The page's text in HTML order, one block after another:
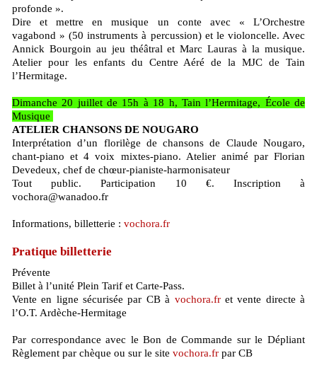
profonde ».
Dire et mettre en musique un conte avec « L’Orchestre
vagabond » (50 instruments à percussion) et le violoncelle. Avec
Annick Bourgoin au jeu théâtral et Marc Lauras à la musique.
Atelier pour les enfants du Centre Aéré de la MJC de Tain
l’Hermitage.
Dimanche 20 juillet de 15h à 18 h, Tain l’Hermitage, École de
Musique
ATELIER CHANSONS DE NOUGARO
Interprétation d’un florilège de chansons de Claude Nougaro,
chant-piano et 4 voix mixtes-piano. Atelier animé par Florian
Devedeux, chef de chœur-pianiste-harmonisateur
Tout public. Participation 10 €. Inscription à
vochora@wanadoo.fr
Informations, billetterie : vochora.fr
Pratique billetterie
Prévente
Billet à l’unité Plein Tarif et Carte-Pass.
Vente en ligne sécurisée par CB à vochora.fret vente directe à
l’O.T. Ardèche-Hermitage
Par correspondance avec le Bon de Commande sur le Dépliant
Règlement par chèque ou sur le site vochora.fr par CB